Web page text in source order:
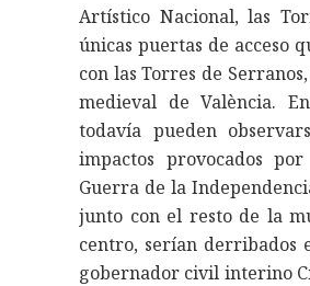
Artístico Nacional, las
únicas puertas de acceso
con las Torres de
medieval de València.
todavía pueden
impactos provocados
Guerra de la
junto con el resto de la
centro, serían derribados
gobernador civil interino